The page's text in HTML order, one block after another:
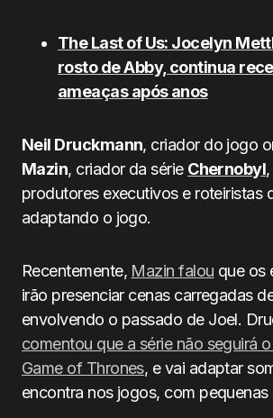
The Last of Us: Jocelyn
rosto de Abby, continua
ameaças após anos
Neil Druckmann, criador do jogo
Mazin, criador da série Chernobyl
produtores executivos e roteiristas
adaptando o jogo.
Recentemente, Mazin falou que os
irão presenciar cenas carregadas
envolvendo o passado de Joel.
comentou que a série não seguirá
Game of Thrones, e vai adaptar
encontra nos jogos, com